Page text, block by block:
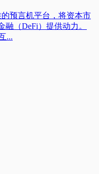
的预言机平台，将资本市
（DeFi）提供动力。
...